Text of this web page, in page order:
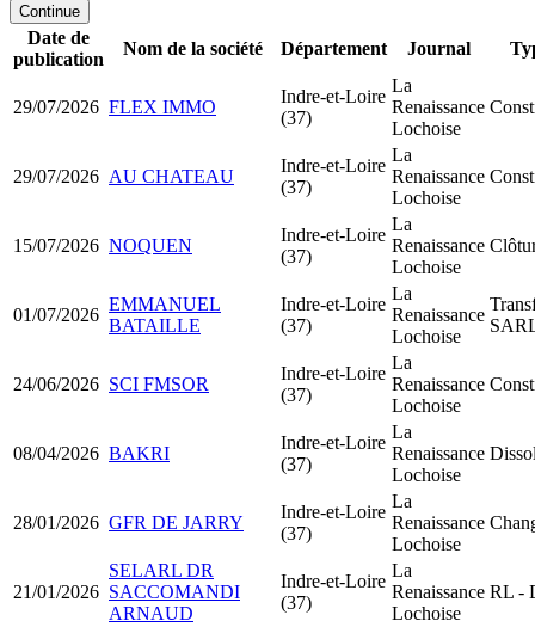
Continue
Date de
publication
Nom de la société Département Journal
29/07/2026 FLEX IMMO
Indre-et-Loire
(37)
La
Renaissance
Lochoise
29/07/2026 AU CHATEAU
Indre-et-Loire
(37)
La
Renaissance
Lochoise
15/07/2026 NOQUEN
Indre-et-Loire
(37)
La
Renaissance
Lochoise
01/07/2026
EMMANUEL
BATAILLE
Indre-et-Loire
(37)
La
Renaissance
Lochoise
24/06/2026 SCI FMSOR
Indre-et-Loire
(37)
La
Renaissance
Lochoise
08/04/2026 BAKRI
Indre-et-Loire
(37)
La
Renaissance
Lochoise
28/01/2026 GFR DE JARRY
Indre-et-Loire
(37)
La
Renaissance
Lochoise
21/01/2026
SELARL DR
SACCOMANDI
ARNAUD
Indre-et-Loire
(37)
La
Renaissance
Lochoise
RL -